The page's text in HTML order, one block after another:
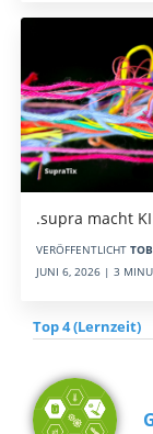
.supra macht
VERÖFFENTLICHT
JUNI 6, 2026 | 3
Top 4 (Lernzeit)